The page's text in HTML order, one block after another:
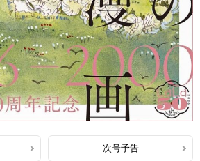
次号予告